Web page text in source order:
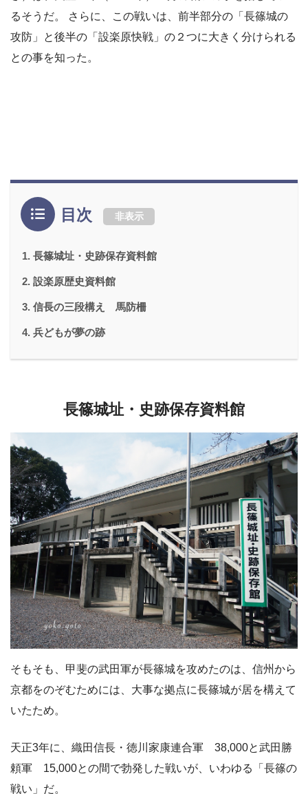
るそうだ。 さらに、この戦いは、前半部分の「長篠城の
攻防」と後半の「設楽原快戦」の２つに大きく分けられる
との事を知った。
目次 非表示
長篠城址・史跡保存資料館
設楽原歴史資料館
信長の三段構え 馬防柵
兵どもが夢の跡
長篠城址・史跡保存資料館
そもそも、甲斐の武田軍が長篠城を攻めたのは、信州から
京都をのぞむためには、大事な拠点に長篠城が居を構えて
いたため。
天正3年に、織田信長・徳川家康連合軍 38,000と武田勝
頼軍 15,000との間で勃発した戦いが、いわゆる「長篠の
戦い」だ。